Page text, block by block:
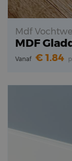
Mdf
MDF
Vanaf 1.84